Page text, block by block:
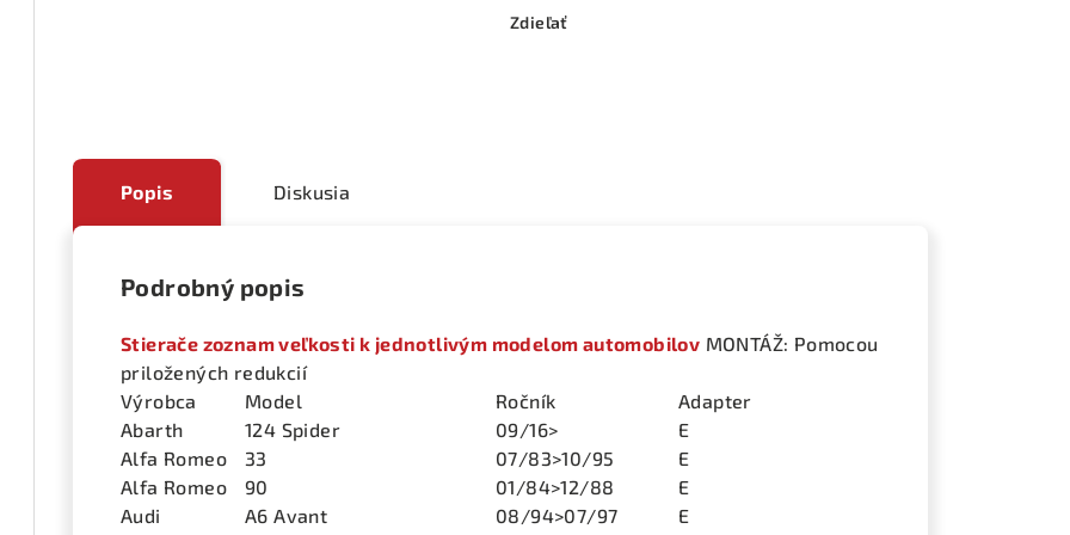
Zdieľať
Popis Diskusia
Podrobný popis
Stierače zoznam veľkosti k jednotlivým modelom automobilov MONTÁŽ: Pomocou
priložených redukcií
Výrobca
Model Ročník
Adapter
Abarth
124 Spider 09/16>
E
Alfa Romeo
33 07/83>10/95
E
Alfa Romeo
90 01/84>12/88
E
Audi
A6 Avant 08/94>07/97
E